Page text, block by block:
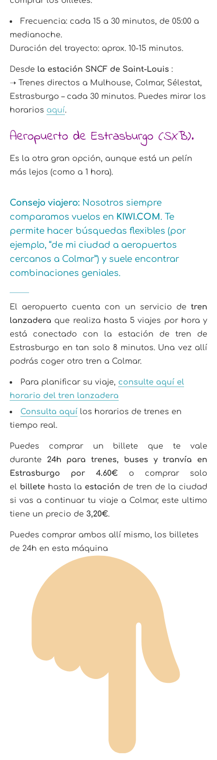
Frecuencia: cada 15 a 30 minutos, de 05:00 a
medianoche.
Duración del trayecto: aprox. 10-15 minutos.
Desde la estación SNCF de Saint-Louis :
➝ Trenes directos a Mulhouse, Colmar, Sélestat,
Estrasburgo – cada 30 minutos. Puedes mirar los
horarios aquí.
Aeropuerto de Estrasburgo (SXB).
Es la otra gran opción, aunque está un pelín
más lejos (como a 1 hora).
Consejo viajero: Nosotros siempre
comparamos vuelos en KIWI.COM. Te
permite hacer búsquedas flexibles (por
ejemplo, “de mi ciudad a aeropuertos
cercanos a Colmar”) y suele encontrar
combinaciones geniales.
El aeropuerto cuenta con un servicio de tren
lanzadera que realiza hasta 5 viajes por hora y
está conectado con la estación de tren de
Estrasburgo en tan solo 8 minutos. Una vez allí
podrás coger otro tren a Colmar.
Para planificar su viaje, consulte aquí el
horario del tren lanzadera
Consulta aquí los horarios de trenes en
tiempo real.
Puedes comprar un billete que te vale
durante 24h para trenes, buses y tranvía en
Estrasburgo por 4.60€ o comprar solo
el billete hasta la estación de tren de la ciudad
si vas a continuar tu viaje a Colmar, este ultimo
tiene un precio de 3,20€.
Puedes comprar ambos allí mismo, los billetes
de 24h en esta máquina